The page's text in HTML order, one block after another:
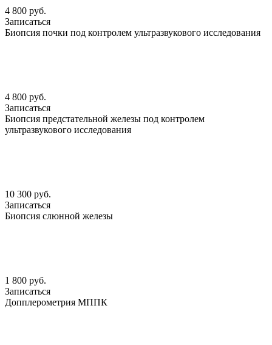
4 800 руб.
Записаться
Биопсия почки под контролем ультразвукового исследования
4 800 руб.
Записаться
Биопсия предстательной железы под контролем
ультразвукового исследования
10 300 руб.
Записаться
Биопсия слюнной железы
1 800 руб.
Записаться
Допплерометрия МППК